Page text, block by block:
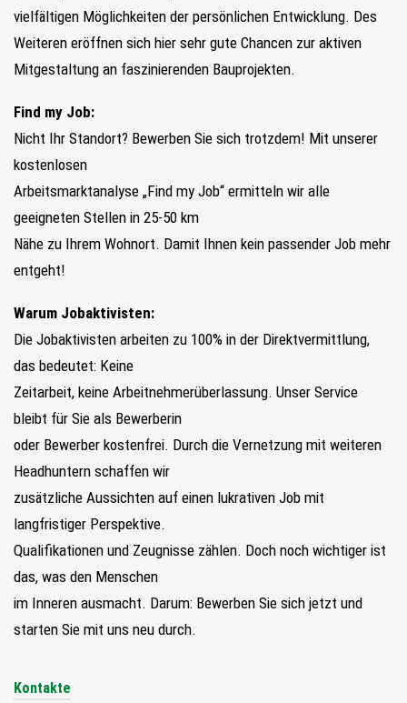
vielfältigen Möglichkeiten der persönlichen Entwicklung. Des
Weiteren eröffnen sich hier sehr gute Chancen zur aktiven
Mitgestaltung an faszinierenden Bauprojekten.
Find my Job:
Nicht Ihr Standort? Bewerben Sie sich trotzdem! Mit unserer
kostenlosen
Arbeitsmarktanalyse „Find my Job“ ermitteln wir alle
geeigneten Stellen in 25-50 km
Nähe zu Ihrem Wohnort. Damit Ihnen kein passender Job mehr
entgeht!
Warum Jobaktivisten:
Die Jobaktivisten arbeiten zu 100% in der Direktvermittlung,
das bedeutet: Keine
Zeitarbeit, keine Arbeitnehmerüberlassung. Unser Service
bleibt für Sie als Bewerberin
oder Bewerber kostenfrei. Durch die Vernetzung mit weiteren
Headhuntern schaffen wir
zusätzliche Aussichten auf einen lukrativen Job mit
langfristiger Perspektive.
Qualifikationen und Zeugnisse zählen. Doch noch wichtiger ist
das, was den Menschen
im Inneren ausmacht. Darum: Bewerben Sie sich jetzt und
starten Sie mit uns neu durch.
Kontakte